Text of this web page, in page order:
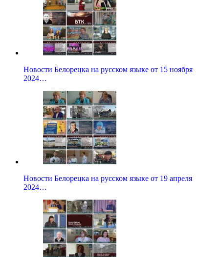
Новости Белорецка на русском языке от 15 ноября
2024…
Новости Белорецка на русском языке от 19 апреля
2024…